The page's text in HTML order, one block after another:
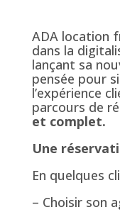
ADA location
dans la
lançant sa
pensée pour
l’expérience
parcours de
et complet.
Une
En quelques
– Choisir son